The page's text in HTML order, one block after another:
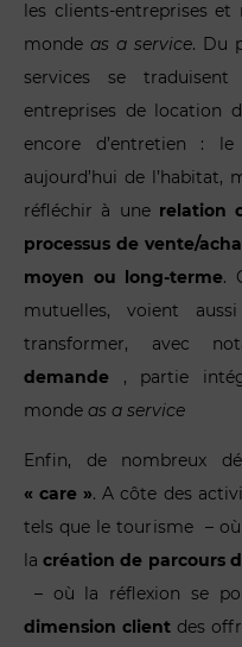
les clients-entreprises et
mondeas a service. Du
services se
entreprises de location
encore d’entretien :
aujourd’hui de
réfléchir à une relation
processus de vente/
moyen ou long-terme.
mutuelles, voient
transformer, avec
demande
, partie
monde as a service
Enfin, de nombreux
« care ». A côte des
tels que le tourisme –
lacréation de parcours
– où la réflexion se
dimension clientdes